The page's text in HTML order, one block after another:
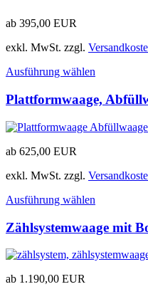
ab 395,00 EUR
exkl. MwSt. zzgl.
Ausführung wählen
Plattformwaage,
ab 625,00 EUR
exkl. MwSt. zzgl.
Ausführung wählen
Zählsystemwaage mit
ab 1.190,00 EUR